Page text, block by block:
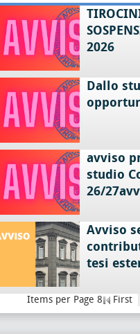
2026
Dallo
avviso
studio
26/
Avviso
tesi
Items per Page 8 First